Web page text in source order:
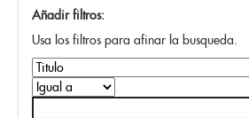
Añadir filtros:
Usa los filtros para afinar la busqueda.